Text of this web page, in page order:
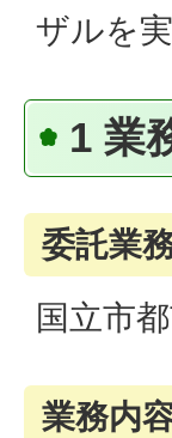
ザルを
1 業
委託業
国立市
業務内